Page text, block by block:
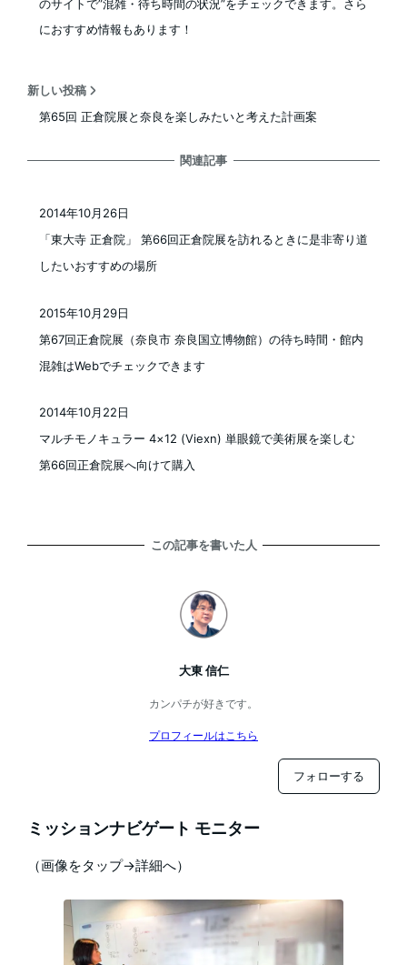
のサイトで”混雑・待ち時間の状況”をチェックできます。さら
におすすめ情報もあります！
新しい投稿
第65回 正倉院展と奈良を楽しみたいと考えた計画案
関連記事
「東大寺 正倉院」 第66回正倉院展を訪れるときに是非寄り道
したいおすすめの場所
2014年10月26日
第67回正倉院展（奈良市 奈良国立博物館）の待ち時間・館内
混雑はWebでチェックできます
投稿日
2015年10月29日
マルチモノキュラー 4×12 (Viexn) 単眼鏡で美術展を楽しむ
第66回正倉院展へ向けて購入
2014年10月22日
この記事を書いた人
大東 信仁
カンパチが好きです。
プロフィールはこちら
フォローする
ミッションナビゲート モニター
（画像をタップ→詳細へ）